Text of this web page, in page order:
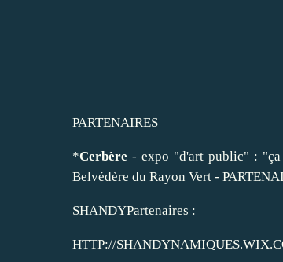
PARTENAIRES
*Cerbère - expo "d'art public" : "ça
Belvédère du Rayon Vert -
SHANDYPartenaires :
HTTP://